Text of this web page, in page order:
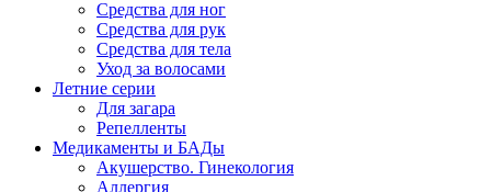
Средства для ног
Средства для рук
Средства для тела
Уход за волосами
Летние серии
Для загара
Репелленты
Медикаменты и БАДы
Акушерство. Гинекология
Аллергия